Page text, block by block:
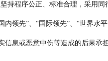
持程序公正、标准合理，采用
内领先”、“国际领先”、“世界
信息或恶意中伤等造成的后果承